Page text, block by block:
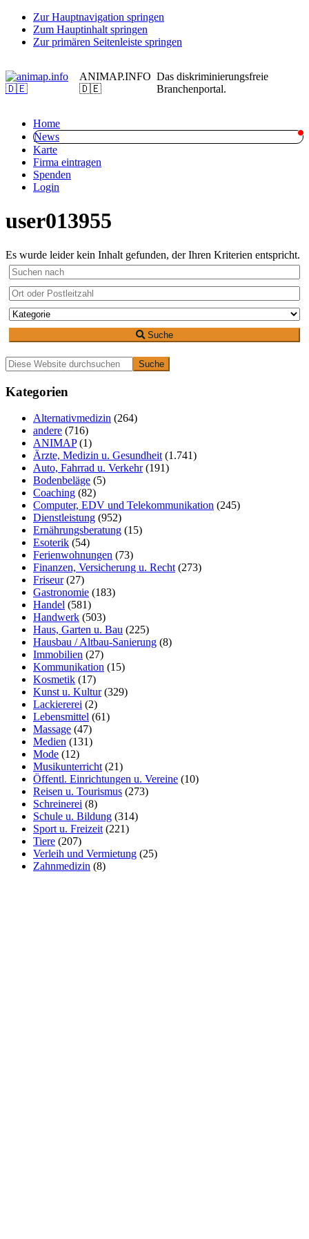
Zur Hauptnavigation springen
Zum Hauptinhalt springen
Zur primären Seitenleiste springen
ANIMAP.INFO
🇩🇪
Das diskriminierungsfreie
Branchenportal.
Home
News
Karte
Firma eintragen
Spenden
Login
user013955
Es wurde leider kein Inhalt gefunden, der Ihren Kriterien entspricht.
Suche
Primäre
Seitenleiste
Diese
Website
durchsuchen
Kategorien
Alternativmedizin (264)
andere (716)
ANIMAP(1)
Ärzte, Medizin u. Gesundheit (1.741)
Auto, Fahrrad u. Verkehr(191)
Bodenbeläge (5)
Coaching (82)
Computer, EDV und Telekommunikation (245)
Dienstleistung (952)
Ernährungsberatung (15)
Esoterik (54)
Ferienwohnungen (73)
Finanzen, Versicherung u. Recht (273)
Friseur(27)
Gastronomie (183)
Handel (581)
Handwerk (503)
Haus, Garten u. Bau (225)
Hausbau / Altbau-Sanierung (8)
Immobilien (27)
Kommunikation (15)
Kosmetik (17)
Kunst u. Kultur(329)
Lackiererei (2)
Lebensmittel (61)
Massage (47)
Medien (131)
Mode (12)
Musikunterricht (21)
Öffentl. Einrichtungen u. Vereine (10)
Reisen u. Tourismus (273)
Schreinerei (8)
Schule u. Bildung (314)
Sport u. Freizeit (221)
Tiere (207)
Verleih und Vermietung (25)
Zahnmedizin (8)